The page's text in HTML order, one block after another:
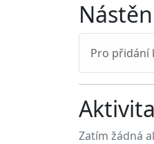
Pro přidání
Aktivita
Zatím žádná